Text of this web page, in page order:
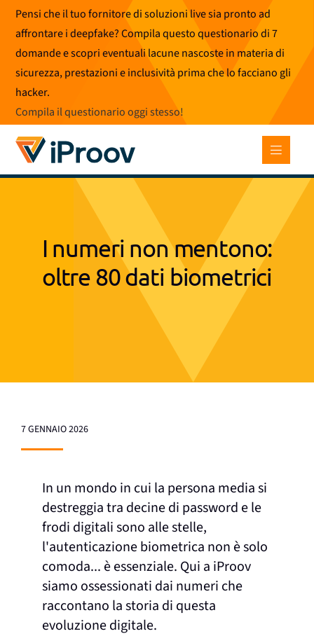
Vai
contenuto
Pensi che il tuo fornitore di soluzioni live sia pronto ad
affrontare i deepfake? Compila questo questionario di 7
domande e scopri eventuali lacune nascoste in materia di
sicurezza, prestazioni e inclusività prima che lo facciano gli
hacker.
Compila il questionario oggi stesso!
I numeri non mentono:
oltre 80 dati biometrici
7 GENNAIO 2026
In un mondo in cui la persona media si
destreggia tra decine di password e le
frodi digitali sono alle stelle,
l'autenticazione biometrica non è solo
comoda... è essenziale. Qui a iProov
siamo ossessionati dai numeri che
raccontano la storia di questa
evoluzione digitale.